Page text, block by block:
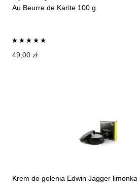
Au Beurre de Karite 100 g
49,00 zł
Krem do golenia Edwin Jagger